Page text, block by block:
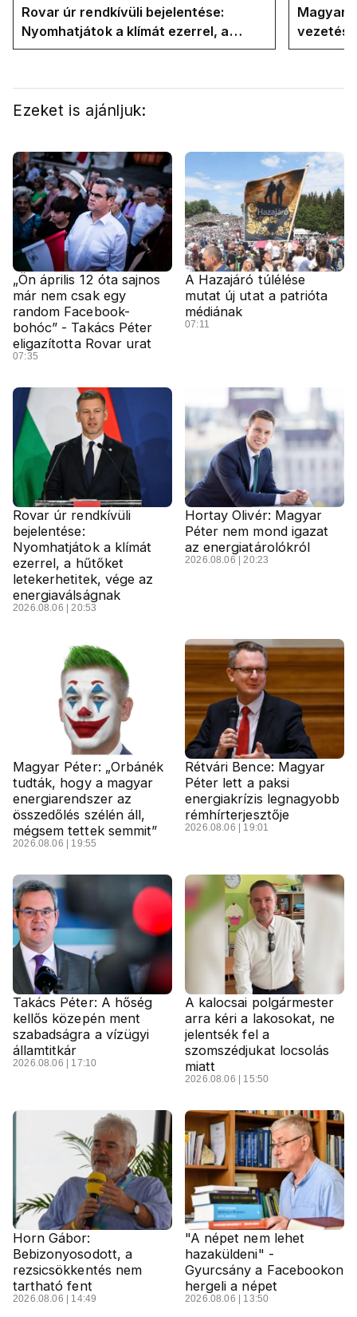
Rovar úr rendkívüli bejelentése:
Nyomhatjátok a klímát ezerrel, a
hűtőket letekerhetitek, vége az
Magyar
Ezeket is ajánljuk:
„Ön április 12 óta sajnos
már nem csak egy
random Facebook-
bohóc” - Takács Péter
eligazította Rovar urat
07:35
A Hazajáró túlélése
mutat új utat a patrióta
médiának
07:11
Rovar úr rendkívüli
bejelentése:
Nyomhatjátok a klímát
ezerrel, a hűtőket
letekerhetitek, vége az
energiaválságnak
2026.08.06 | 20:53
Hortay Olivér: Magyar
Péter nem mond igazat
az energiatárolókról
2026.08.06 | 20:23
Magyar Péter: „Orbánék
tudták, hogy a magyar
energiarendszer az
összedőlés szélén áll,
mégsem tettek semmit”
2026.08.06 | 19:55
Rétvári Bence: Magyar
Péter lett a paksi
energiakrízis legnagyobb
rémhírterjesztője
2026.08.06 | 19:01
Takács Péter: A hőség
kellős közepén ment
szabadságra a vízügyi
államtitkár
2026.08.06 | 17:10
A kalocsai polgármester
arra kéri a lakosokat, ne
jelentsék fel a
szomszédjukat locsolás
miatt
2026.08.06 | 15:50
Horn Gábor:
Bebizonyosodott, a
rezsicsökkentés nem
tartható fent
2026.08.06 | 14:49
"A népet nem lehet
hazaküldeni" -
Gyurcsány a Facebookon
hergeli a népet
2026.08.06 | 13:50